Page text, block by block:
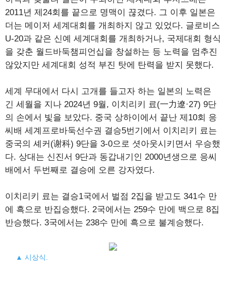
2011년 제24회를 끝으로 명맥이 끊겼다. 그 이후 일본은
더는 메이저 세계대회를 개최하지 않고 있었다. 글로비스
U-20과 같은 신예 세계대회를 개최하거나, 국제대회 형식
을 갖춘 월드바둑챔피언십을 창설하는 등 노력을 멈추진
않았지만 세계대회 성적 부진 탓에 탄력을 받지 못했다.
세계 무대에서 다시 고개를 들고자 하는 일본의 노력은
긴 세월을 지나 2024년 9월, 이치리키 료(一力遼·27) 9단
의 손에서 빛을 보았다. 중국 상하이에서 끝난 제10회 응
씨배 세계프로바둑선수권 결승5번기에서 이치리키 료는
중국의 셰커(谢科) 9단을 3-0으로 셧아웃시키면서 우승했
다. 상대는 신진서 9단과 동갑내기인 2000년생으로 응씨
배에서 두번째로 결승에 오른 강자였다.
이치리키 료는 결승1국에서 벌점 2집을 받고도 341수 만
에 흑으로 반집승했다. 2국에서는 259수 만에 백으로 8집
반승했다. 3국에서는 238수 만에 흑으로 불계승했다.
▲ 시상식.